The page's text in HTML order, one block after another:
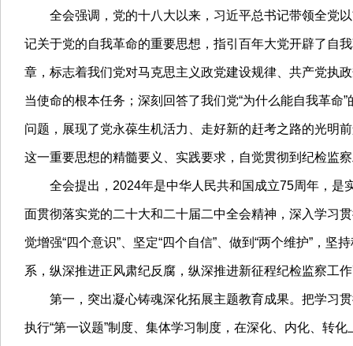
全会强调，党的十八大以来，习近平总书记带领全党以
记关于党的自我革命的重要思想，指引百年大党开辟了自
章，标志着我们党对马克思主义政党建设规律、共产党执
当使命的根本任务；深刻回答了我们党“为什么能自我革命
问题，展现了党永葆生机活力、走好新的赶考之路的光明
这一重要思想的精髓要义、实践要求，自觉贯彻到纪检监
全会提出，2024年是中华人民共和国成立75周年，是实
面贯彻落实党的二十大和二十届二中全会精神，深入学习
觉增强“四个意识”、坚定“四个自信”、做到“两个维护”，
系，纵深推进正风肃纪反腐，纵深推进新征程纪检监察工
第一，突出凝心铸魂深化拓展主题教育成果。把学习贯
执行“第一议题”制度、集体学习制度，在深化、内化、转